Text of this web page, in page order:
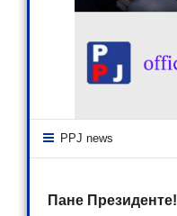
PPJ news
Пане Президенте!